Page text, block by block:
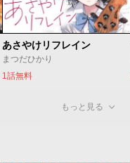
あさやけリフレイン
まつだひかり
1話無料
もっと見る